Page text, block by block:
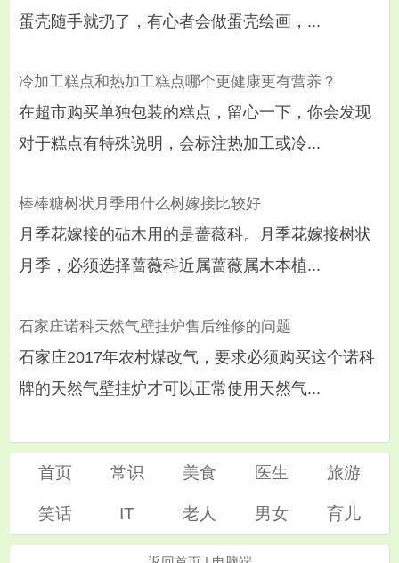
蛋壳随手就扔了，有心者会做蛋壳绘画，...
冷加工糕点和热加工糕点哪个更健康更有营养？
在超市购买单独包装的糕点，留心一下，你会发现
对于糕点有特殊说明，会标注热加工或冷...
棒棒糖树状月季用什么树嫁接比较好
月季花嫁接的砧木用的是蔷薇科。月季花嫁接树状
月季，必须选择蔷薇科近属蔷薇属木本植...
石家庄诺科天然气壁挂炉售后维修的问题
石家庄2017年农村煤改气，要求必须购买这个诺科
牌的天然气壁挂炉才可以正常使用天然气...
首页 常识 美食 医生 旅游
笑话 IT 老人 男女 育儿